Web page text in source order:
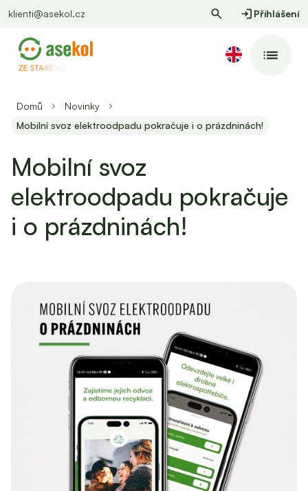
klienti@asekol.cz Přihlášení
Domů
Novinky
Mobilní svoz elektroodpadu pokračuje i o prázdninách!
Mobilní svoz
elektroodpadu pokračuje
i o prázdninách!